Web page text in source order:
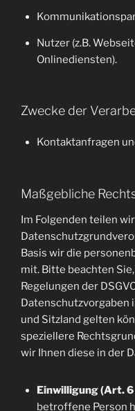
Nutzer (z.B.
Onlinediensten).
Zwecke der
Kontaktanfragen
Maßgebliche
Im Folgenden teilen
Basis wir die
mit. Bitte beachten
Regelungen der
Datenschutzvorgaben
und Sitzland gelten
speziellere
wir Ihnen diese in der
Einwilligung (Art. 6
betroffene Person